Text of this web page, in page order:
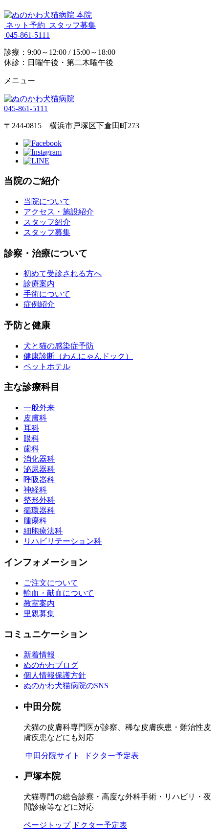
ネット予約 スタッフ募集
045-861-5111
診療：9:00～12:00 / 15:00～18:00
休診：日曜午後・第二木曜午後
メニュー
045-861-5111
〒244-0815 横浜市戸塚区下倉田町273
当院のご紹介
当院について
アクセス・施設紹介
スタッフ紹介
スタッフ募集
診察・治療について
初めて受診される方へ
診療案内
手術について
症例紹介
予防と健康
犬と猫の感染症予防
健康診断（わんにゃんドック）
ペットホテル
主な診療科目
一般外来
皮膚科
耳科
眼科
歯科
消化器科
泌尿器科
呼吸器科
神経科
整形外科
循環器科
腫瘍科
細胞療法科
リハビリテーション科
インフォメーション
ご注文について
輸血・献血について
教室案内
里親募集
コミュニケーション
新着情報
ぬのかわブログ
個人情報保護方針
ぬのかわ犬猫病院のSNS
中田分院
犬猫の皮膚科専門医が診察、稀な皮膚疾患・難治性皮
膚疾患などにも対応
中田分院サイト ドクター予定表
戸塚本院
犬猫専門の総合診察・高度な外科手術・リハビリ・夜
間診療等などに対応
ページトップ ドクター予定表